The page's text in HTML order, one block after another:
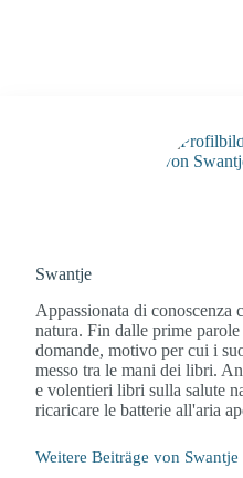
Swantje
Appassionata di conoscenza
natura. Fin dalle prime
domande, motivo per cui i
messo tra le mani dei libri.
e volentieri libri sulla salute
ricaricare le batterie all'aria
Weitere Beiträge von Swantje